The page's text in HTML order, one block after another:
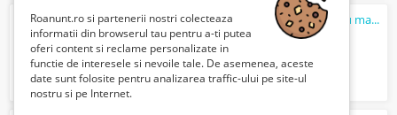
Suport cu ham de ridicare pacienti pentru macara
1740 Lei
Roanunt.ro si partenerii nostri colecteaza
informatii din browserul tau pentru a-ti putea
oferi content si reclame personalizate in
functie de interesele si nevoile tale. De asemenea, aceste
date sunt folosite pentru analizarea traffic-ului pe site-ul
nostru si pe Internet.